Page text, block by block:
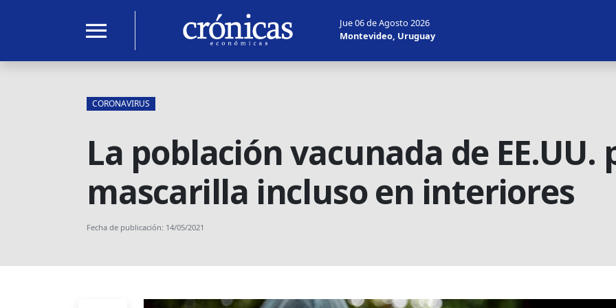
menu
Jue 06 de Agosto 2026
Montevideo, Uruguay
CORONAVIRUS
La población vacunada de EE.UU.
mascarilla incluso en interiores
Fecha de publicación: 14/05/2021